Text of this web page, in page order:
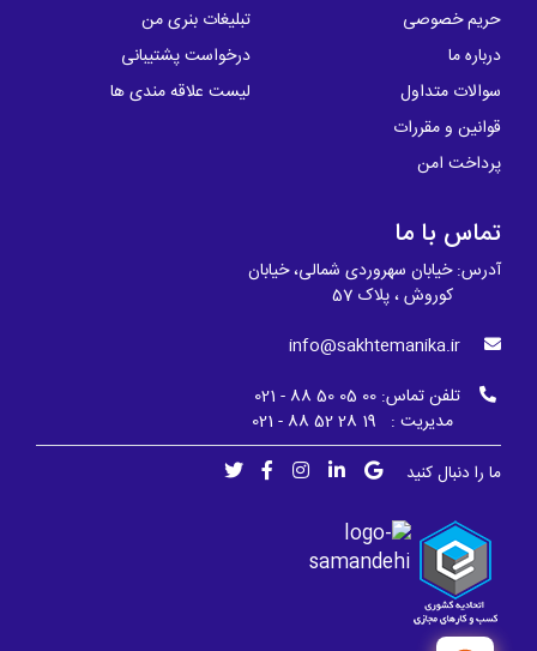
حریم خصوصی
درباره ما
سوالات متداول
قوانین و مقررات
پرداخت امن
تبلیغات بنری من
درخواست پشتیبانی
لیست علاقه مندی ها
تماس با ما
آدرس: خیابان سهروردی شمالی، خیابان
کوروش ، پلاک 57
info@sakhtemanika.ir
تلفن تماس: 00 05 50 88 - 021
مدیریت : 19 28 52 88 - 021
ما را دنبال کنید